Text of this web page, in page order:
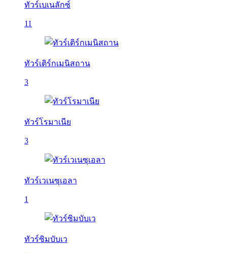
ทัวร์เบเนลักซ์
11
ทัวร์เติร์กเมนิสถาน
3
ทัวร์โรมาเนีย
3
ทัวร์เวเนซุเอลา
1
ทัวร์ซิมบับเว